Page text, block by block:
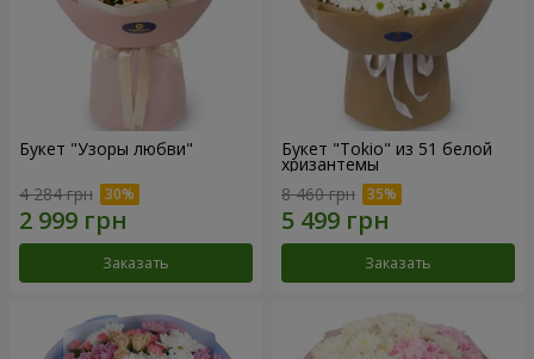
Букет "Узоры любви"
4 284 грн
Заказать
Букет "Tokio" из 51 белой
хризантемы
8 460 грн
Заказать